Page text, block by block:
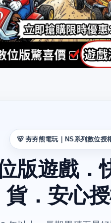
🐻 夯夯熊電玩｜NS系列數位授
版遊戲．
貨．安心